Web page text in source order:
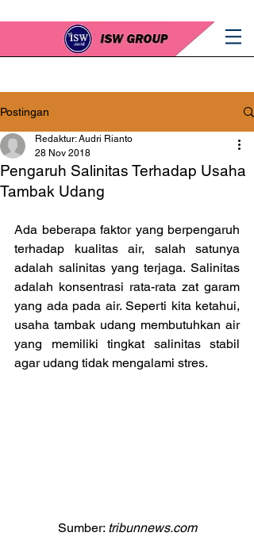
Postingan
Pengaruh Salinitas Terhadap Usaha
Tambak Udang
Redaktur: Audri Rianto
28 Nov 2018
Ada beberapa faktor yang berpengaruh
terhadap kualitas air, salah satunya
adalah salinitas yang terjaga. Salinitas
adalah konsentrasi rata-rata zat garam
yang ada pada air. Seperti kita ketahui,
usaha tambak udang membutuhkan air
yang memiliki tingkat salinitas stabil
agar udang tidak mengalami stres.
Sumber: tribunnews.com